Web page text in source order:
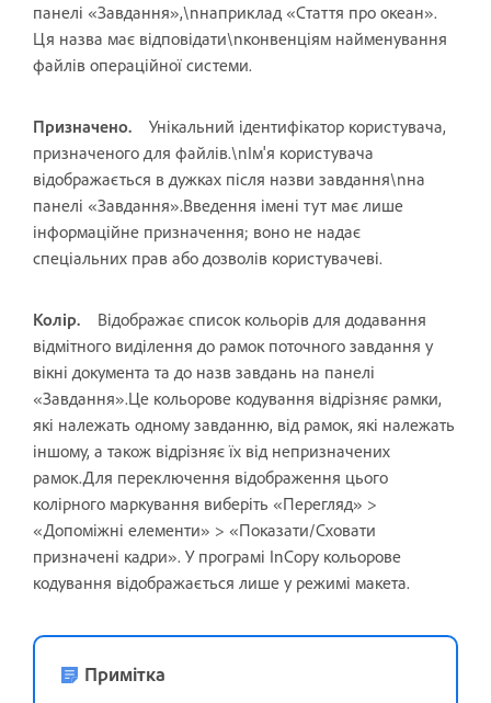
панелі «Завдання»,\nнаприклад «Стаття про океан».
Ця назва має відповідати\nконвенціям найменування
файлів операційної системи.
Призначено.
Унікальний ідентифікатор користувача,
призначеного для файлів.\nІм'я користувача
відображається в дужках після назви завдання\nна
панелі «Завдання».Введення імені тут має лише
інформаційне призначення; воно не надає
спеціальних прав або дозволів користувачеві.
Колір.
Відображає список кольорів для додавання
відмітного виділення до рамок поточного завдання у
вікні документа та до назв завдань на панелі
«Завдання».Це кольорове кодування відрізняє рамки,
які належать одному завданню, від рамок, які належать
іншому, а також відрізняє їх від непризначених
рамок.Для переключення відображення цього
колірного маркування виберіть «Перегляд» >
«Допоміжні елементи» > «Показати/Сховати
призначені кадри». У програмі InCopy кольорове
кодування відображається лише у режимі макета.
Примітка